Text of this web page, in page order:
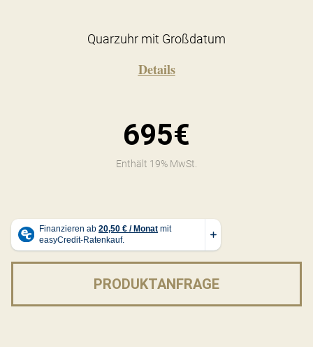
Quarzuhr mit Großdatum
Details
695€
Enthält 19% MwSt.
PRODUKTANFRAGE